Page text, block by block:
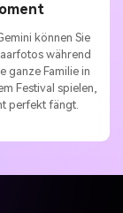
können Sie
während
ganze Familie in
Festival spielen,
perfekt fängt.